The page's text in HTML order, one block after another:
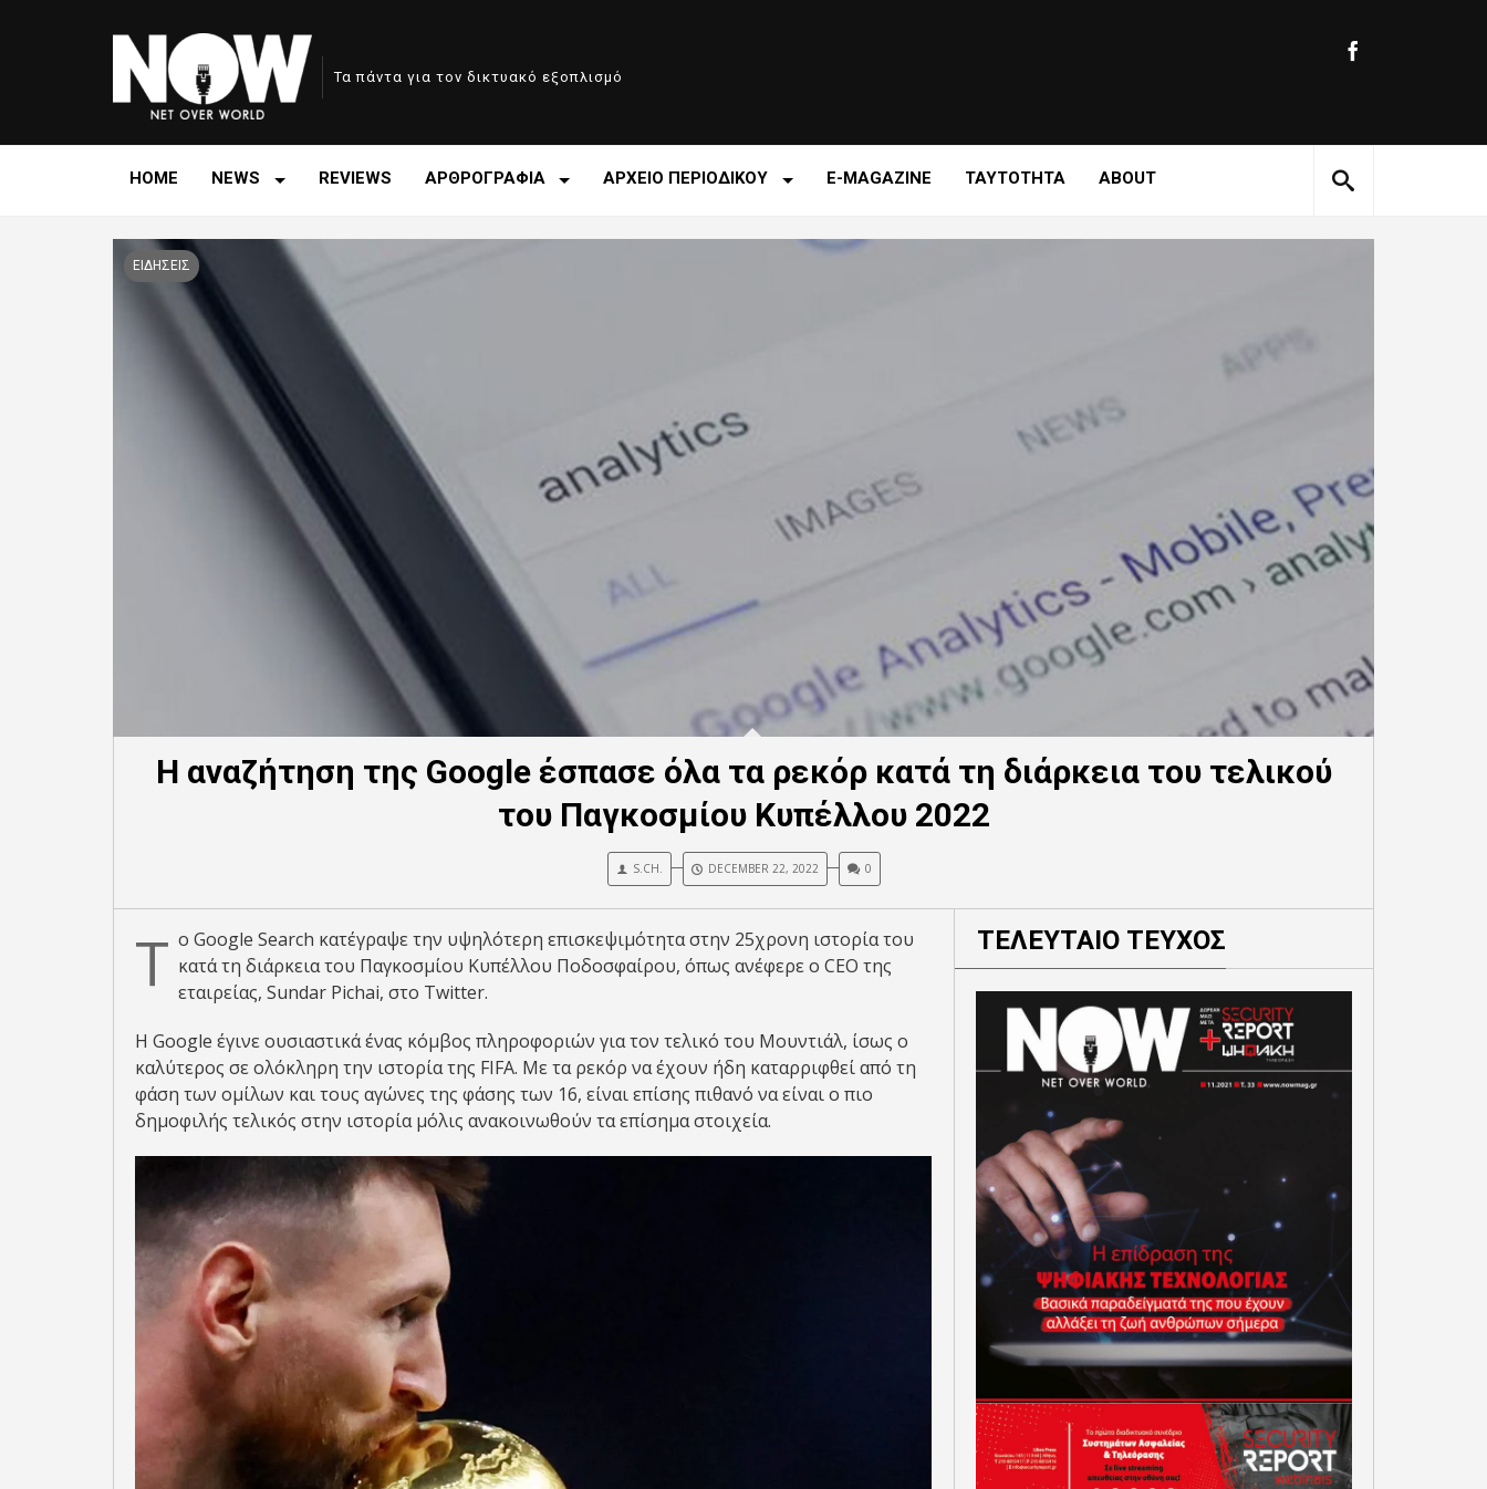
Τα πάντα για τον δικτυακό εξοπλισμό
HOME NEWS REVIEWS ΑΡΘΡΟΓΡΑΦΙΑ ΑΡΧΕΙΟ ΠΕΡΙΟΔΙΚΟΥ E-MAGAZINE ΤΑΥΤΟΤΗΤΑ ABOUT
ΕΙΔΗΣΕΙΣ
Η αναζήτηση της Google έσπασε όλα τα ρεκόρ κατά τη διάρκεια του τελικού
του Παγκοσμίου Κυπέλλου 2022
S.CH. DECEMBER 22, 2022 0
Τ ο Google Search κατέγραψε την υψηλότερη επισκεψιμότητα στην 25χρονη ιστορία του
κατά τη διάρκεια του Παγκοσμίου Κυπέλλου Ποδοσφαίρου, όπως ανέφερε ο CEO της
εταιρείας, Sundar Pichai, στο Twitter.
Η Google έγινε ουσιαστικά ένας κόμβος πληροφοριών για τον τελικό του Μουντιάλ, ίσως ο
καλύτερος σε ολόκληρη την ιστορία της FIFA. Με τα ρεκόρ να έχουν ήδη καταρριφθεί από τη
φάση των ομίλων και τους αγώνες της φάσης των 16, είναι επίσης πιθανό να είναι ο πιο
δημοφιλής τελικός στην ιστορία μόλις ανακοινωθούν τα επίσημα στοιχεία.
ΤΕΛΕΥΤΑΙΟ ΤΕΥΧΟΣ